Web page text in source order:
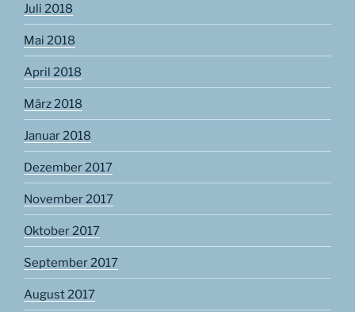
Juli 2018
Mai 2018
April 2018
März 2018
Januar 2018
Dezember 2017
November 2017
Oktober 2017
September 2017
August 2017